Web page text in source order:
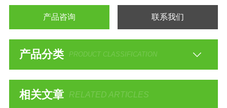
产品咨询 联系我们
产品分类 PRODUCT CLASSIFICATION
相关文章 RELATED ARTICLES